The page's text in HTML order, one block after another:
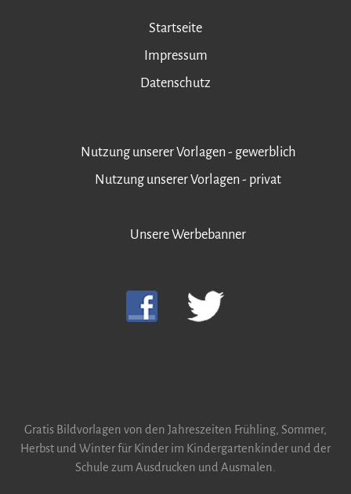
Startseite
Impressum
Datenschutz
Nutzung unserer Vorlagen - gewerblich
Nutzung unserer Vorlagen - privat
Unsere Werbebanner
Gratis Bildvorlagen von den Jahreszeiten Frühling, Sommer,
Herbst und Winter für Kinder im Kindergartenkinder und der
Schule zum Ausdrucken und Ausmalen.